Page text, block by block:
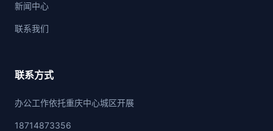
新闻中心
联系我们
联系方式
办公工作依托重庆中心城区开展
18714873356